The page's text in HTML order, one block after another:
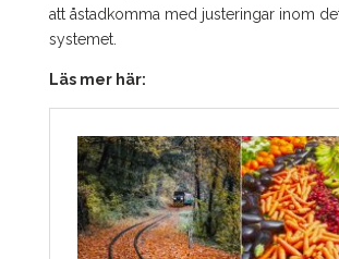
att åstadkomma med justeringar inom
systemet.
Läs mer här: